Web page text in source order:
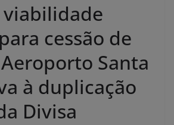
viabilidade
cessão de
Santa
à duplicação
Divisa